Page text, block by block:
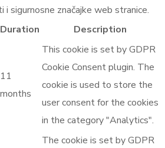
i sigurnosne značajke web stranice.
Duration Description
11
months
This cookie is set by GDPR
Cookie Consent plugin. The
cookie is used to store the
user consent for the cookies
in the category "Analytics".
The cookie is set by GDPR